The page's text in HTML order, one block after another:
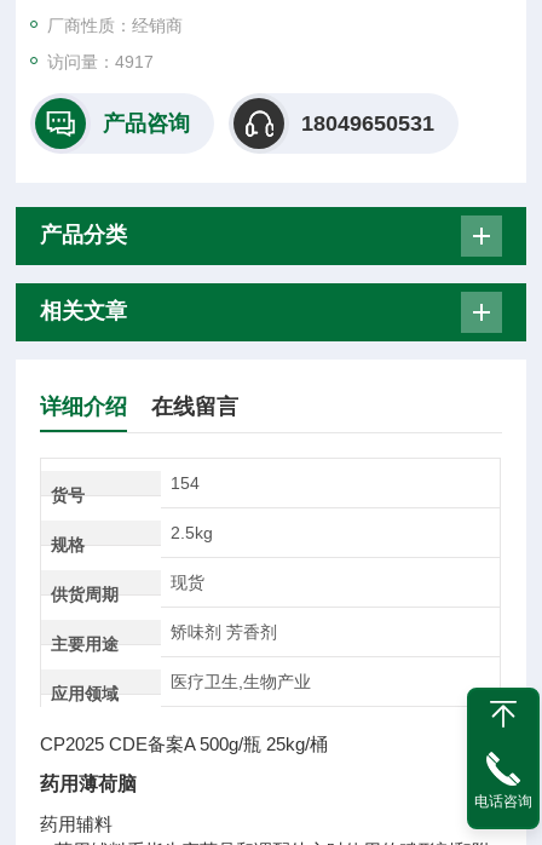
厂商性质：经销商
访问量：4917
产品咨询 18049650531
产品分类
相关文章
详细介绍 在线留言
货号
154
规格
2.5kg
供货周期
现货
主要用途
矫味剂 芳香剂
应用领域
医疗卫生,生物产业
CP2025 CDE备案A 500g/瓶 25kg/桶
药用薄荷脑
药用辅料
电话咨询